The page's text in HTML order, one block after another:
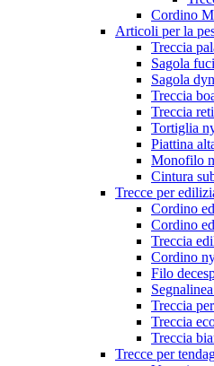
Cordino
Articoli per la
Treccia
Sagola
Sagola
Treccia
Treccia reti
Tortiglia
Piattina
Monofilo
Cintura
Trecce per
Cordino
Cordino
Treccia
Cordino
Filo
Treccia
Treccia
Treccia
Trecce per